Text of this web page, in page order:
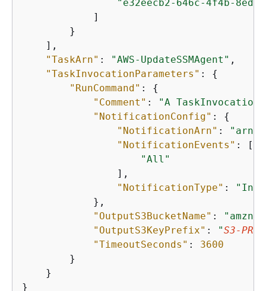
"e32eecb2-646c-4f4b-8ed1-
            ]
        }
    ],
"TaskArn" : "AWS-UpdateSSMAgent" ,
"TaskInvocationParameters" : {
"RunCommand" : {
"Comment" :
"A
"NotificationConfig" : {
"NotificationArn" :
"NotificationEvents" : [
"All"
                ],
"NotificationType" :
            },
"OutputS3BucketName" :
"amzn-
"OutputS3KeyPrefix" : "S3-
"TimeoutSeconds" : 3600
        }
    }
}